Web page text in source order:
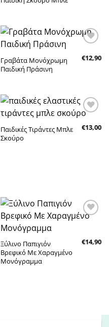
στην λίστα
επιθυμητών
Γραβάτα Μονόχρωμη
Παιδική Πράσινη
€12,90
Πρόσθήκη
στην λίστα
επιθυμητών
Παιδικές Τιράντες Μπλε
Σκούρο
€13,00
Πρόσθήκη
Ξύλινο Παπιγιόν
Βρεφικό Με Χαραγμένο
Μονόγραμμα
€14,90